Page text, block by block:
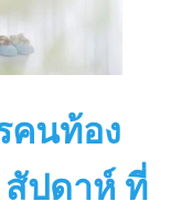
คนท้อง
สัปดาห์ ที่